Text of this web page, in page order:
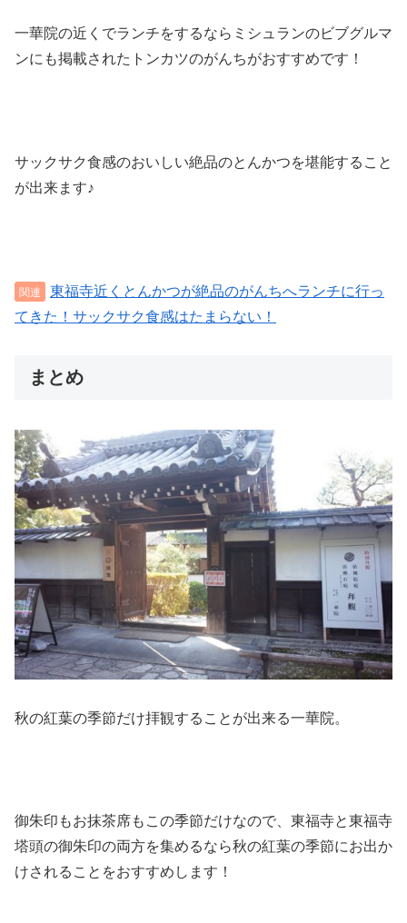
一華院の近くでランチをするならミシュランのビブグルマ
ンにも掲載されたトンカツのがんちがおすすめです！
サックサク食感のおいしい絶品のとんかつを堪能すること
が出来ます♪
東福寺近くとんかつが絶品のがんちへランチに行っ
てきた！サックサク食感はたまらない！
まとめ
秋の紅葉の季節だけ拝観することが出来る一華院。
御朱印もお抹茶席もこの季節だけなので、東福寺と東福寺
塔頭の御朱印の両方を集めるなら秋の紅葉の季節にお出か
けされることをおすすめします！